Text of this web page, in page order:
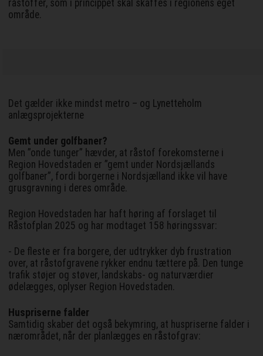
råstoffer, som i princippet skal skaffes i regionens eget
område.
Det gælder ikke mindst metro – og Lynetteholm
anlægsprojekterne
Gemt under golfbaner?
Men ”onde tunger” hævder, at råstof forekomsterne i
Region Hovedstaden er ”gemt under Nordsjællands
golfbaner”, fordi borgerne i Nordsjælland ikke vil have
grusgravning i deres område.
Region Hovedstaden har haft høring af forslaget til
Råstofplan 2025 og har modtaget 158 høringssvar:
- De fleste er fra borgere, der udtrykker dyb frustration
over, at råstofgravene rykker endnu tættere på. Den tunge
trafik støjer og støver, landskabs- og naturværdier
ødelægges, oplyser Region Hovedstaden.
Huspriserne falder
Samtidig skaber det også bekymring, at huspriserne falder i
nærområdet, når der planlægges en råstofgrav: